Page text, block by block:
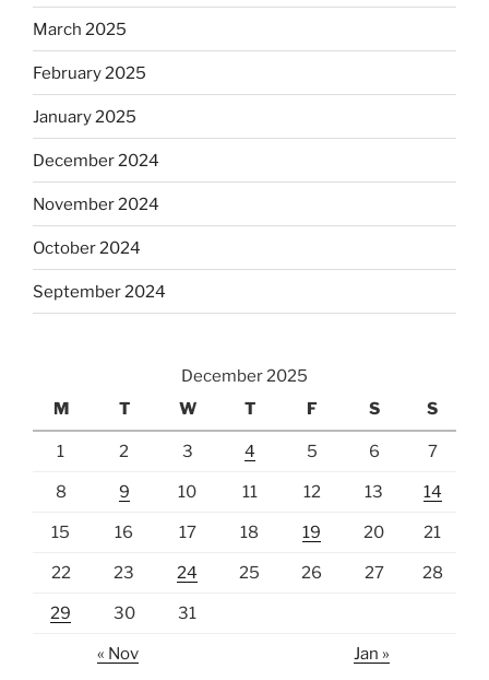
March 2025
February 2025
January 2025
December 2024
November 2024
October 2024
September 2024
December 2025
M
T W T F S S
1 2 3 4 5 6 7
8 9 10 11 12 13 14
15 16 17 18 19 20 21
22 23 24 25 26 27 28
29 30 31
« Nov Jan »